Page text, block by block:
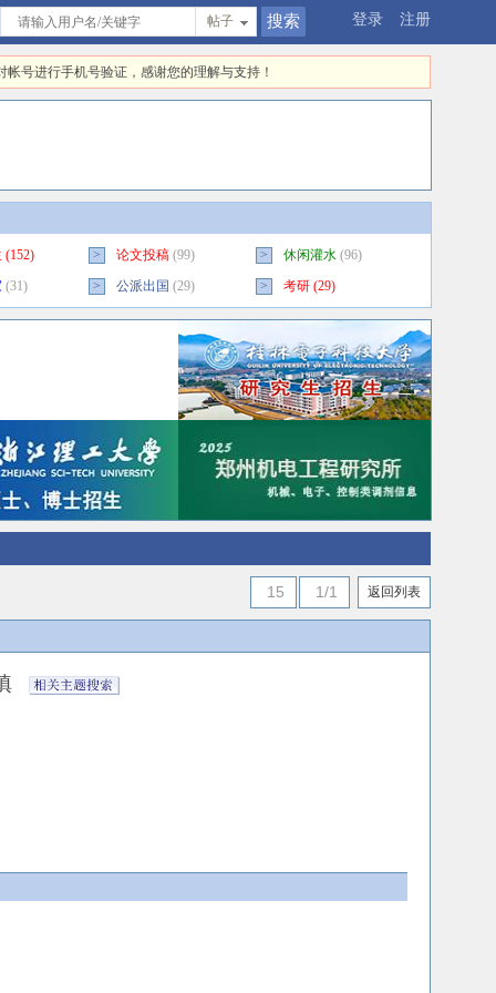
登录 注册
帖子
号进行手机号验证，感谢您的理解与支持！
(152) > 论文投稿(99) > 休闲灌水(96)
(31) > 公派出国 (29) > 考研(29)
15 1/1 返回列表